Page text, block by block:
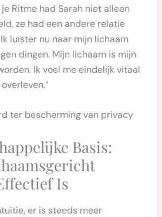
je Ritme had Sarah niet alleen
ze had een andere relatie
luister nu naar mijn lichaam
dingen. Mijn lichaam is mijn
Ik voel me eindelijk vitaal
ter bescherming van privacy
Basis:
Is
er is steeds meer